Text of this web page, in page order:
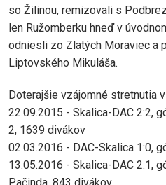
so Žilinou, remizovali s
len Ružomberku hneď v
odniesli zo Zlatých Moraviec a
Liptovského Mikuláša.
Doterajšie vzájomné stretnutia
22.09.2015 - Skalica-DAC 2:2,
2, 1639 divákov
02.03.2016 - DAC-Skalica 1:0,
13.05.2016 - Skalica-DAC 2:1,